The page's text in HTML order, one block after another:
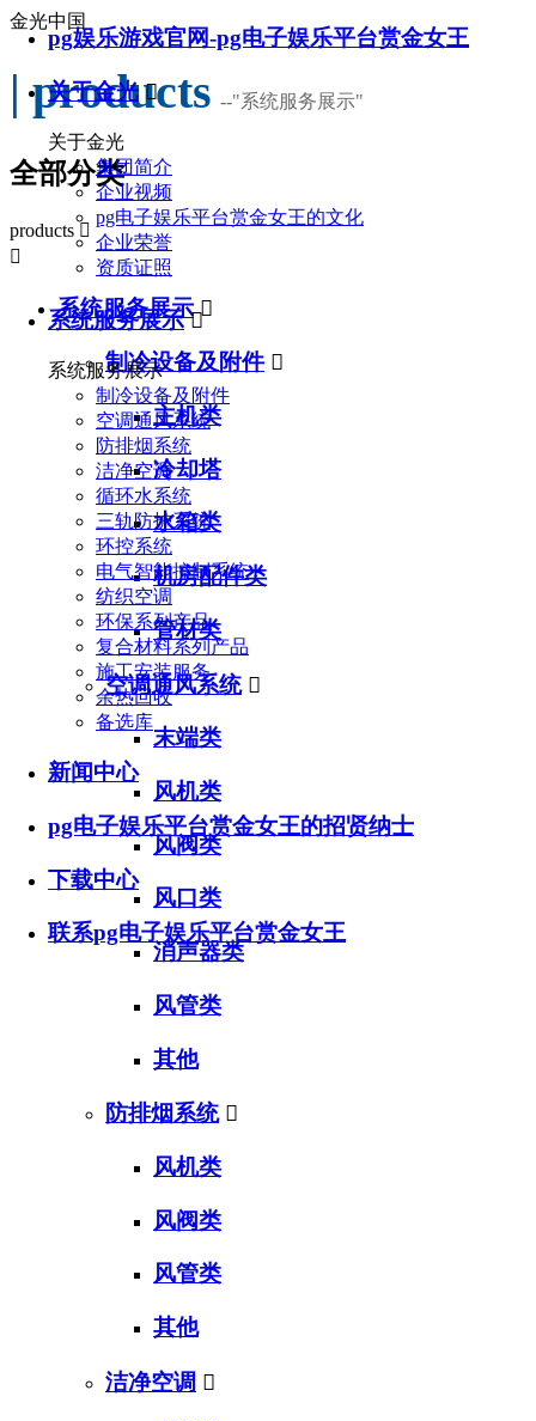
pg娱乐游戏官网-pg电子娱乐平台赏金女王
关于金光 
关于金光
集团简介
企业视频
pg电子娱乐平台赏金女王的文化
企业荣誉
资质证照
系统服务展示 
系统服务展示
制冷设备及附件
空调通风系统
防排烟系统
洁净空调
循环水系统
三轨防护系统
环控系统
电气智能控制系统
纺织空调
环保系列产品
复合材料系列产品
施工安装服务
余热回收
备选库
新闻中心
pg电子娱乐平台赏金女王的招贤纳士
下载中心
联系pg电子娱乐平台赏金女王
金光中国
| products --"系统服务展示"
全部分类
products 

系统服务展示 
制冷设备及附件 
主机类
冷却塔
水箱类
机房配件类
管材类
空调通风系统 
末端类
风机类
风阀类
风口类
消声器类
风管类
其他
防排烟系统 
风机类
风阀类
风管类
其他
洁净空调 